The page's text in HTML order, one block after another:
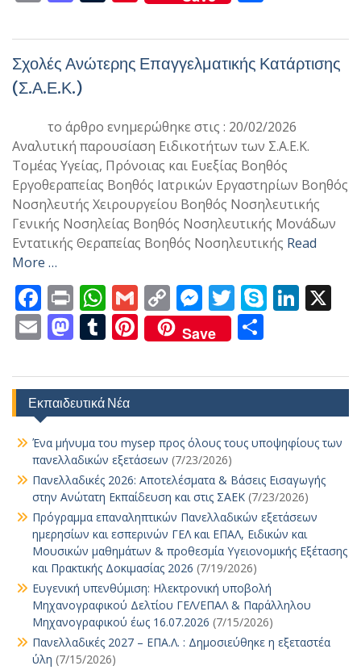
e
b
o
o
k
t at
s
A
p
ai
l
p
y
Li
k
ss
e
n
er
itt
er p
e
e
dI
ai
l
to
d
o
n
m
bl
nt
er
e
ρ
α
τε
ίτ
ε
Σχολές Ανώτερης Επαγγελματικής Κατάρτισης
(Σ.Α.Ε.Κ.)
το άρθρο ενημερώθηκε στις : 20/02/2026
Αναλυτική παρουσίαση Ειδικοτήτων των Σ.Α.Ε.Κ.
Τομέας Υγείας, Πρόνοιας και Ευεξίας Βοηθός
Εργοθεραπείας Βοηθός Ιατρικών Εργαστηρίων Βοηθός
Νοσηλευτής Χειρουργείου Βοηθός Νοσηλευτικής
Γενικής Νοσηλείας Βοηθός Νοσηλευτικής Μονάδων
Εντατικής Θεραπείας Βοηθός Νοσηλευτικής Read
More …
F
ac
e
b
o
o
k
Pr
in
t
W
h
at
s
A
p
p
G
m
ai
l
C
o
p
y
Li
n
k
M
e
ss
e
n
g
er
T
w
itt
er
S
p
e
Li
e
dI
n
E
ai
l
M
to
d
n
T
m
bl
Pi
nt
er
Save
ρ
σ
τε
ίτ
ε
Εκπαιδευτικά Νέα
Ένα μήνυμα του mysep προς όλους τους υποψηφίους των
πανελλαδικών εξετάσεων (7/23/2026)
Πανελλαδικές 2026: Αποτελέσματα & Βάσεις Εισαγωγής
στην Ανώτατη Εκπαίδευση και στις ΣΑΕΚ (7/23/2026)
Πρόγραμμα επαναληπτικών Πανελλαδικών εξετάσεων
ημερησίων και εσπερινών ΓΕΛ και ΕΠΑΛ, Ειδικών και
Μουσικών μαθημάτων & προθεσμία Υγειονομικής Εξέτασης
και Πρακτικής Δοκιμασίας 2026 (7/19/2026)
Ευγενική υπενθύμιση: Ηλεκτρονική υποβολή
Μηχανογραφικού Δελτίου ΓΕΛ/ΕΠΑΛ & Παράλληλου
Μηχανογραφικού έως 16.07.2026 (7/15/2026)
Πανελλαδικές 2027 – ΕΠΑ.Λ. : Δημοσιεύθηκε η εξεταστέα
ύλη (7/15/2026)